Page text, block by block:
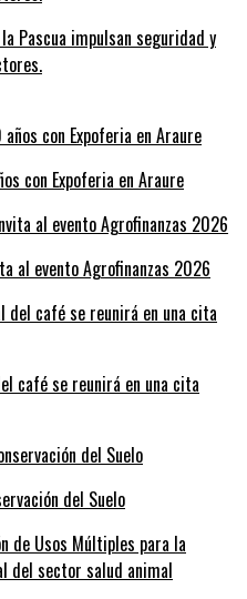
Pascua impulsan seguridad y
con Expoferia en Araure
al evento Agrofinanzas 2026
café se reunirá en una cita
del Suelo